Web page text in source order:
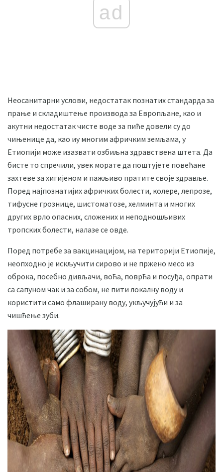
ad
Неосанитарни услови, недостатак познатих стандарда за
прање и складиштење производа за Европљане, као и
акутни недостатак чисте воде за пиће довели су до
чињенице да, као иу многим афричким земљама, у
Етиопији може изазвати озбиљна здравствена штета. Да
бисте то спречили, увек морате да поштујете повећане
захтеве за хигијеном и пажљиво пратите своје здравље.
Поред најпознатијих афричких болести, колере, лепрозе,
тифусне грознице, шистоматозе, хелминта и многих
других врло опасних, сложених и неподношљивих
тропских болести, налазе се овде.
Поред потребе за вакцинацијом, на територији Етиопије,
неопходно је искључити сирово и не пржено месо из
оброка, посебно дивљачи, воћа, поврћа и посуђа, опрати
са сапуном чак и за собом, не пити локалну воду и
користити само флаширану воду, укључујући и за
чишћење зуби.